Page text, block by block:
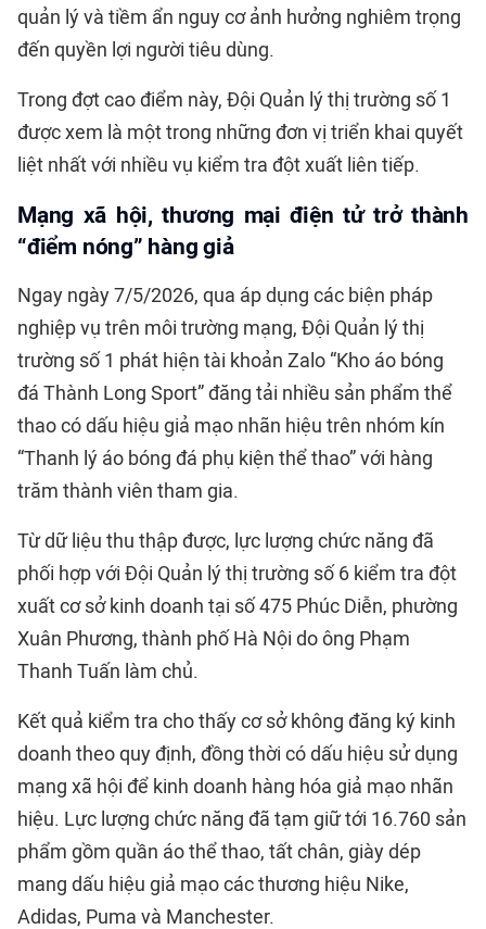
quản lý và tiềm ẩn nguy cơ ảnh hưởng nghiêm trọng
đến quyền lợi người tiêu dùng.
Trong đợt cao điểm này, Đội Quản lý thị trường số 1
được xem là một trong những đơn vị triển khai quyết
liệt nhất với nhiều vụ kiểm tra đột xuất liên tiếp.
Mạng xã hội, thương mại điện tử trở thành
“điểm nóng” hàng giả
Ngay ngày 7/5/2026, qua áp dụng các biện pháp
nghiệp vụ trên môi trường mạng, Đội Quản lý thị
trường số 1 phát hiện tài khoản Zalo “Kho áo bóng
đá Thành Long Sport” đăng tải nhiều sản phẩm thể
thao có dấu hiệu giả mạo nhãn hiệu trên nhóm kín
“Thanh lý áo bóng đá phụ kiện thể thao” với hàng
trăm thành viên tham gia.
Từ dữ liệu thu thập được, lực lượng chức năng đã
phối hợp với Đội Quản lý thị trường số 6 kiểm tra đột
xuất cơ sở kinh doanh tại số 475 Phúc Diễn, phường
Xuân Phương, thành phố Hà Nội do ông Phạm
Thanh Tuấn làm chủ.
Kết quả kiểm tra cho thấy cơ sở không đăng ký kinh
doanh theo quy định, đồng thời có dấu hiệu sử dụng
mạng xã hội để kinh doanh hàng hóa giả mạo nhãn
hiệu. Lực lượng chức năng đã tạm giữ tới 16.760 sản
phẩm gồm quần áo thể thao, tất chân, giày dép
mang dấu hiệu giả mạo các thương hiệu Nike,
Adidas, Puma và Manchester.